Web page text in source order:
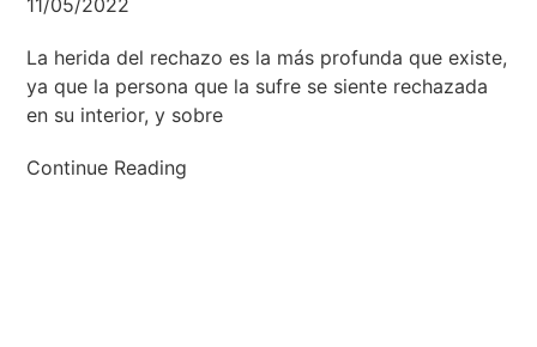
11/05/2022
La herida del rechazo es la más profunda que existe,
ya que la persona que la sufre se siente rechazada
en su interior, y sobre
Continue Reading